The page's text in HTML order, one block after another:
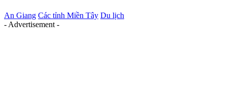
An Giang Các tỉnh Miền Tây Du lịch
- Advertisement -